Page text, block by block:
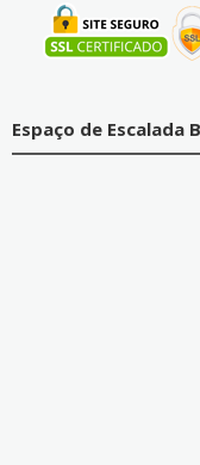
Espaço de Escalada